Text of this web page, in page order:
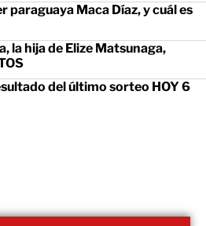
paraguaya Maca Díaz, y cuál es
la hija de Elize Matsunaga,
del último sorteo HOY 6